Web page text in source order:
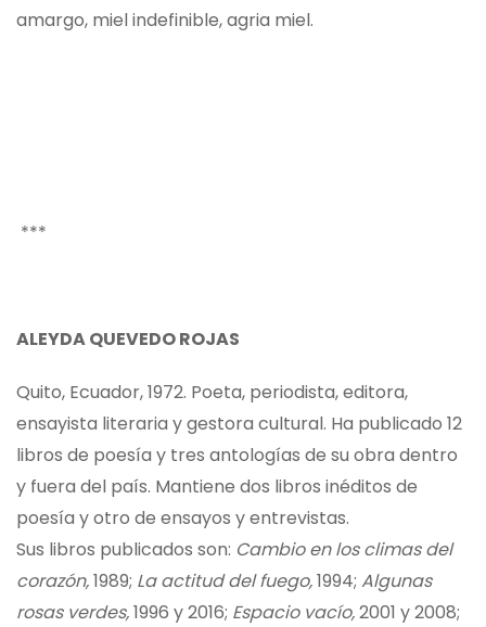
amargo, miel indefinible, agria miel.
***
ALEYDA QUEVEDO ROJAS
Quito, Ecuador, 1972. Poeta, periodista, editora,
ensayista literaria y gestora cultural. Ha publicado 12
libros de poesía y tres antologías de su obra dentro
y fuera del país. Mantiene dos libros inéditos de
poesía y otro de ensayos y entrevistas.
Sus libros publicados son: Cambio en los climas del
corazón,1989; La actitud del fuego,1994; Algunas
rosas verdes,1996 y 2016; Espacio vacío,2001 y 2008;